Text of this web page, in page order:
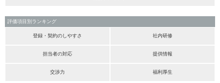
評価項目別ランキング
登録・契約のしやすさ 社内研修
担当者の対応 提供情報
交渉力 福利厚生